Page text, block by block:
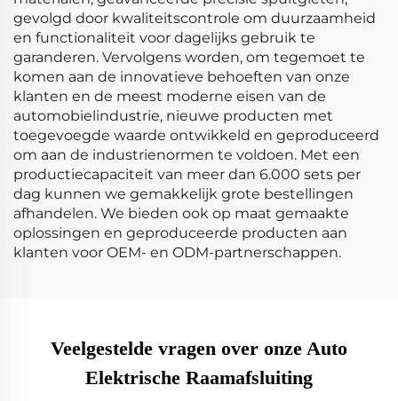
gevolgd door kwaliteitscontrole om duurzaamheid
en functionaliteit voor dagelijks gebruik te
garanderen. Vervolgens worden, om tegemoet te
komen aan de innovatieve behoeften van onze
klanten en de meest moderne eisen van de
automobielindustrie, nieuwe producten met
toegevoegde waarde ontwikkeld en geproduceerd
om aan de industrienormen te voldoen. Met een
productiecapaciteit van meer dan 6.000 sets per
dag kunnen we gemakkelijk grote bestellingen
afhandelen. We bieden ook op maat gemaakte
oplossingen en geproduceerde producten aan
klanten voor OEM- en ODM-partnerschappen.
Veelgestelde vragen over onze Auto
Elektrische Raamafsluiting